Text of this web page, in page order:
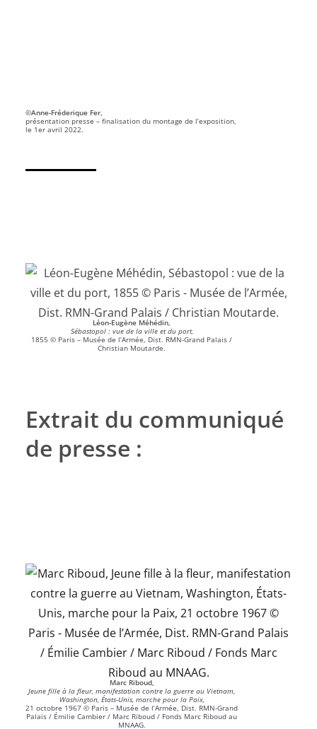
©Anne-Fréderique Fer,
présentation presse – finalisation du montage de l’exposition,
le 1er avril 2022.
Léon-Eugène Méhédin,
Sébastopol : vue de la ville et du port,
1855 © Paris – Musée de l’Armée, Dist. RMN-Grand Palais /
Christian Moutarde.
Extrait du communiqué
de presse :
Marc Riboud,
Jeune fille à la fleur, manifestation contre la guerre au Vietnam,
Washington, États-Unis, marche pour la Paix,
21 octobre 1967 © Paris – Musée de l’Armée, Dist. RMN-Grand
Palais / Émilie Cambier / Marc Riboud / Fonds Marc Riboud au
MNAAG.